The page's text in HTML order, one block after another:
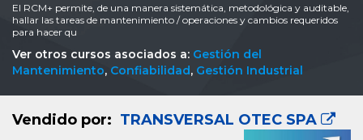
El RCM+ permite, de una manera sistemática, metodológica y auditable,
hallar las tareas de mantenimiento / operaciones y cambios requeridos
para hacer qu
Ver otros cursos asociados a: Gestión del
Mantenimiento, Confiabilidad, Gestión Industrial
Vendido por: TRANSVERSAL OTEC SPA